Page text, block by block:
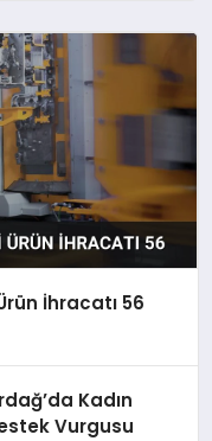
İhracatı 56
Kadın
Vurgusu